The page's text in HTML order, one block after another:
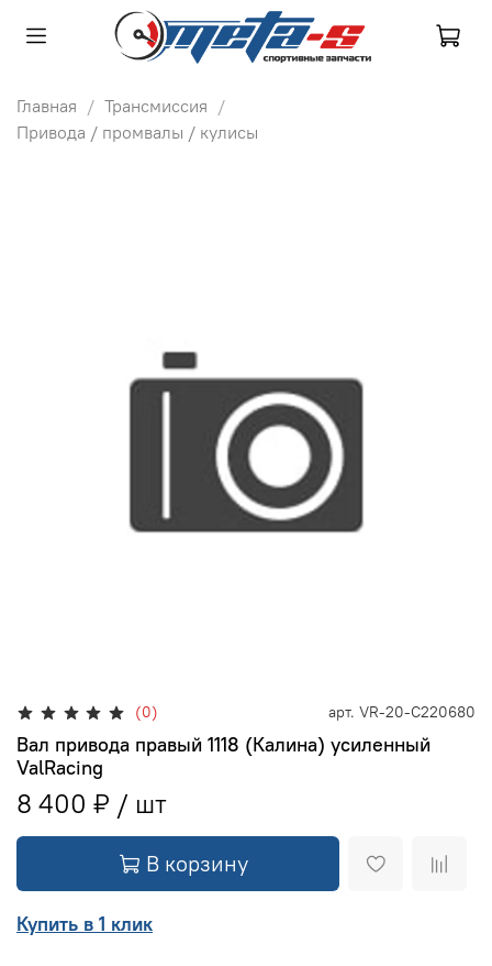
Главная
Трансмиссия
Привода / промвалы / кулисы
(0) арт. VR-20-С220680
Вал привода правый 1118 (Калина) усиленный
ValRacing
8 400 ₽
В корзину
Купить в 1 клик